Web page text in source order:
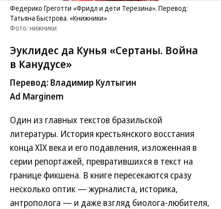
Федерико Греготти «Фридл и дети Терезина». Перевод:
Татьяна Быстрова. «Книжники»
Фото: нижники
Эуклидес да Кунья «Сертаны. Война
в Канудусе»
Перевод: Владимир Култыгин
Ad Marginem
Один из главных текстов бразильской
литературы. История крестьянского восстания
конца XIX века и его подавления, изложенная в
серии репортажей, превратившихся в текст на
границе фикшена. В книге пересекаются сразу
несколько оптик — журналиста, историка,
антрополога — и даже взгляд биолога-любителя,